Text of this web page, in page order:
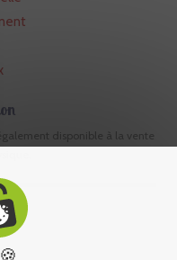
disponible à la vente